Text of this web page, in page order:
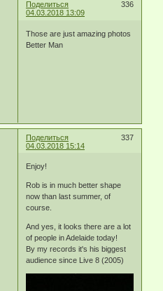
Поделиться
336
04.03.2018 13:09
Those are just amazing photos
Better Man
Поделиться
337
04.03.2018 15:14
Enjoy!
Rob is in much better shape
now than last summer, of
course.
And yes, it looks there are a lot
of people in Adelaide today!
By my records it's his biggest
audience since Live 8 (2005)